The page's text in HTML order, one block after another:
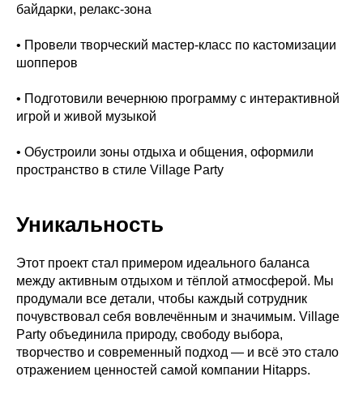
байдарки, релакс-зона
• Провели творческий мастер-класс по кастомизации
шопперов
• Подготовили вечернюю программу с интерактивной
игрой и живой музыкой
• Обустроили зоны отдыха и общения, оформили
пространство в стиле Village Party
Уникальность
Этот проект стал примером идеального баланса
между активным отдыхом и тёплой атмосферой. Мы
продумали все детали, чтобы каждый сотрудник
почувствовал себя вовлечённым и значимым. Village
Party объединила природу, свободу выбора,
творчество и современный подход — и всё это стало
отражением ценностей самой компании Hitapps.